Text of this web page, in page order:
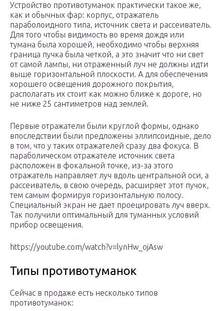
Устройство противотуманок практически такое же,
как и обычных фар: корпус, отражатель
параболоидного типа, источник света и рассеиватель.
Для того чтобы видимость во время дождя или
тумана была хорошей, необходимо чтобы верхняя
граница пучка была четкой, а это значит что ни свет
от самой лампы, ни отраженный луч не должны идти
выше горизонтальной плоскости. А для обеспечения
хорошего освещения дорожного покрытия,
располагать их стоит как можно ближе к дороге, но
не ниже 25 сантиметров над землей.
Первые отражатели были круглой формы, однако
впоследствии были предложены эллипсоидные, дело
в том, что у таких отражателей сразу два фокуса. В
параболическом отражателе источник света
расположен в фокальной точке, из-за этого
отражатель направляет луч вдоль центральной оси, а
рассеиватель, в свою очередь, расширяет этот пучок,
тем самым формируя горизонтальную полосу.
Специальный экран не дает проецировать луч вверх.
Так получили оптимальный для туманных условий
прибор освещения.
https://youtube.com/watch?v=lynHw_ojAsw
Типы противотуманок
Сейчас в продаже есть несколько типов
противотуманок: